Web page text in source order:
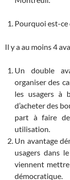
Pourquoi est-ce
Il y a au moins 4
Un double
organiser des
les usagers à
d’acheter des
part à faire
utilisation.
Un avantage
usagers dans
viennent
démocratique.